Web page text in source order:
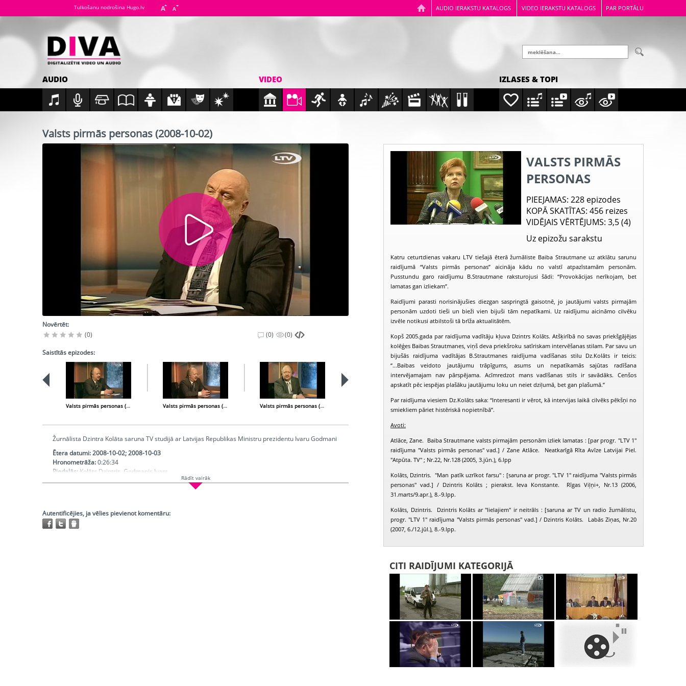
AUDIO IERAKSTU KATALOGS VIDEO IERAKSTU KATALOGS PAR PORTĀLU
Tulkošanu nodrošina Hugo.lv
AUDIO VIDEO IZLASES & TOPI
Valsts pirmās personas (2008-10-02)
Novērtēt:
(0)
(0) (0)
Saistītās epizodes:
Valsts pirmās personas (2008-09-25) Valsts pirmās personas (2008-10-09) Valsts pirmās personas (2008-10-17) Valsts pirmās personas (2008-11-13)
Žurnālista Dzintra Kolāta saruna TV studijā ar Latvijas Republikas Ministru prezidentu Ivaru Godmani
Ētera datumi:2008-10-02; 2008-10-03
Hronometrāža:0:26:34
Piedalās: Kolāts Dzintris, Godmanis Ivars
Producents:Ķenava Vija
Rādīt vairāk
Autentificējies, ja vēlies pievienot komentāru:
VALSTS PIRMĀS
PERSONAS
PIEEJAMAS: 228 epizodes
KOPĀ SKATĪTAS: 456 reizes
VIDĒJAIS VĒRTĒJUMS: 3,5 (4)
Uz epizožu sarakstu
Katru ceturtdienas vakaru LTV tiešajā ēterā žurnāliste Baiba Strautmane uz atklātu sarunu
raidījumā “Valsts pirmās personas” aicināja kādu no valstī atpazīstamām personām.
Pusstundu garo raidījumu B.Strautmane raksturojusi šādi: “Provokācijas nerīkojam, bet
lamatas gan izliekam”.
Raidījumi parasti norisinājušies diezgan saspringtā gaisotnē, jo jautājumi valsts pirmajām
personām uzdoti tieši un bieži vien bijuši tām nepatīkami. Uz raidījumu aicināmo cilvēku
izvēle notikusi atbilstoši tā brīža aktualitātēm.
Kopš 2005.gada par raidījuma vadītāju kļuva Dzintrs Kolāts. Atšķirībā no savas priekšgājējas
kolēģes Baibas Strautmanes, viņš deva priekšroku satīriskam intervēšanas stilam. Par savu un
bijušās raidījuma vadītājas B.Strautmanes raidījuma vadīšanas stilu Dz.Kolāts ir teicis:
“...Baibas veidoto jautājumu trāpīgums, asums un nepatīkamās sajūtas radīšana
intervējamajam nav pārspējama. Acīmredzot mans vadīšanas stils ir savādāks. Cenšos
apskatīt pēc iespējas plašāku jautājumu loku un neiet dziļumā, bet gan plašumā.”
Par raidījuma viesiem Dz.Kolāts saka: “Interesanti ir vērot, kā intervijas laikā cilvēks pēkšņi no
smiekliem pāriet histēriskā nopietnībā”.
Avoti:
Atlāce, Zane. Baiba Strautmane valsts pirmajām personām izliek lamatas : [par progr. "LTV 1"
raidījuma "Valsts pirmās personas" vad.] / Zane Atlāce. Neatkarīgā Rīta Avīze Latvijai Piel.
"Atpūta. TV" ; Nr.22, Nr.128 (2005, 3.jūn.), 6.lpp
Kolāts, Dzintris. "Man patīk uzrīkot farsu" : [saruna ar progr. "LTV 1" raidījuma "Valsts pirmās
personas" vad.] / Dzintris Kolāts ; pierakst. Ieva Konstante. Rīgas Viļņi+, Nr.13 (2006,
31.marts/9.apr.), 8.-9.lpp.
Kolāts, Dzintris. Dzintris Kolāts ar "lielajiem" ir neitrāls : [saruna ar TV un radio žurnālistu,
progr. "LTV 1" raidījuma "Valsts pirmās personas" vad.] / Dzintris Kolāts. Labās Ziņas, Nr.20
(2007, 6./12.jūl.), 8.-9.lpp.
CITI RAIDĪJUMI KATEGORIJĀ